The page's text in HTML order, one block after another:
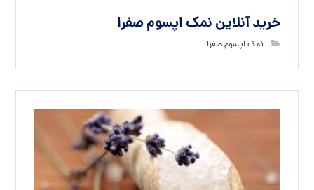
خرید آنلاین نمک اپسوم صفرا
نمک اپسوم صفرا